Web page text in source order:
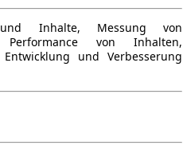
und Inhalte, Messung von
von Inhalten,
und Verbesserung